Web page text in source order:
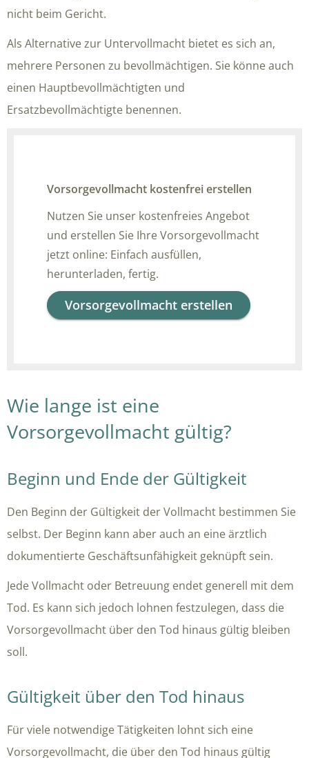
nicht beim Gericht.
Als Alternative zur Untervollmacht bietet es sich an,
mehrere Personen zu bevollmächtigen. Sie könne auch
einen Hauptbevollmächtigten und
Ersatzbevollmächtigte benennen.
Vorsorgevollmacht kostenfrei erstellen
Nutzen Sie unser kostenfreies Angebot
und erstellen Sie Ihre Vorsorgevollmacht
jetzt online: Einfach ausfüllen,
herunterladen, fertig.
Vorsorgevollmacht erstellen
Wie lange ist eine
Vorsorgevollmacht gültig?
Beginn und Ende der Gültigkeit
Den Beginn der Gültigkeit der Vollmacht bestimmen Sie
selbst. Der Beginn kann aber auch an eine ärztlich
dokumentierte Geschäftsunfähigkeit geknüpft sein.
Jede Vollmacht oder Betreuung endet generell mit dem
Tod. Es kann sich jedoch lohnen festzulegen, dass die
Vorsorgevollmacht über den Tod hinaus gültig bleiben
soll.
Gültigkeit über den Tod hinaus
Für viele notwendige Tätigkeiten lohnt sich eine
Vorsorgevollmacht, die über den Tod hinaus gültig